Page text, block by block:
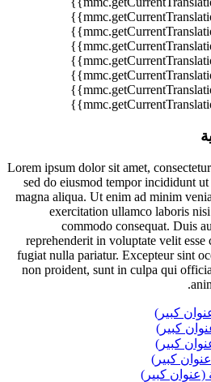
Lorem ipsum dolor sit amet,
sed do eiusmod tempor incididunt
magna aliqua. Ut enim ad minim
exercitation ullamco laboris
commodo consequat. Duis
reprehenderit in voluptate velit esse
fugiat nulla pariatur. Excepteur sint
non proident, sunt in culpa qui
كبير)
كبير)
كبير)
كبير)
(عنوان كبير)